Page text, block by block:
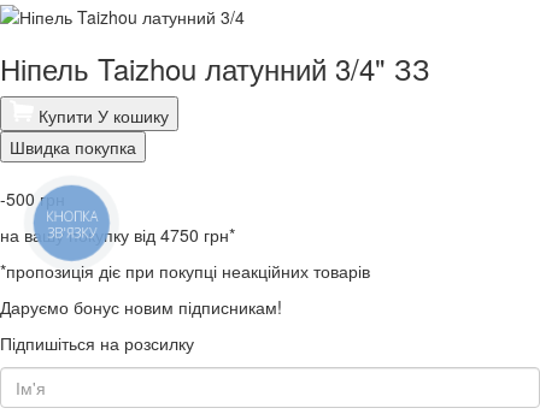
Ніпель Taizhou латунний 3/4" ЗЗ
Купити У кошику
Швидка покупка
-500грн
на вашу покупку від 4750 грн*
*пропозиція діє при покупці неакційних товарів
Даруємо бонус новим підписникам!
Підпишіться на розсилку
КНОПКА
ЗВ'ЯЗКУ